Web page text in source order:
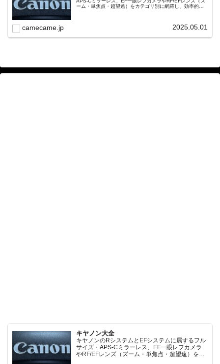
ーム・単焦点・超望遠）をカテゴリ別に網羅し、効率的に
camecame.jp 2025.05.01
キヤノン大全
キヤノンのRシステムとEFシステムに属するフル
サイズ・APS-Cミラーレス、EF一眼レフカメラ
やRF/EFレンズ（ズーム・単焦点・超望遠）をカ